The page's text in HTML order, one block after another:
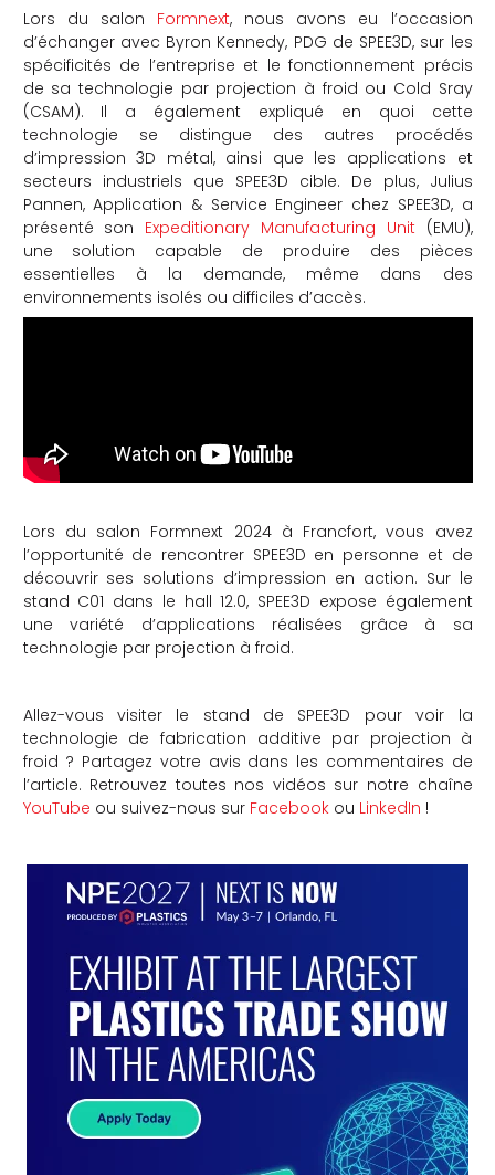
Lors du salon Formnext, nous avons eu l’occasion
d’échanger avec Byron Kennedy, PDG de SPEE3D, sur les
spécificités de l’entreprise et le fonctionnement précis
de sa technologie par projection à froid ou Cold Sray
(CSAM). Il a également expliqué en quoi cette
technologie se distingue des autres procédés
d’impression 3D métal, ainsi que les applications et
secteurs industriels que SPEE3D cible. De plus, Julius
Pannen, Application & Service Engineer chez SPEE3D, a
présenté son Expeditionary Manufacturing Unit (EMU),
une solution capable de produire des pièces
essentielles à la demande, même dans des
environnements isolés ou difficiles d’accès.
Lors du salon Formnext 2024 à Francfort, vous avez
l’opportunité de rencontrer SPEE3D en personne et de
découvrir ses solutions d’impression en action. Sur le
stand C01 dans le hall 12.0, SPEE3D expose également
une variété d’applications réalisées grâce à sa
technologie par projection à froid.
Allez-vous visiter le stand de SPEE3D pour voir la
technologie de fabrication additive par projection à
froid ? Partagez votre avis dans les commentaires de
l’article. Retrouvez toutes nos vidéos sur notre chaîne
YouTube ou suivez-nous sur Facebookou LinkedIn !